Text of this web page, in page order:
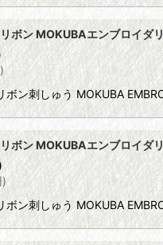
ボン MOKUBAエンブロイ
)
ボン刺しゅう MOKUBA
ボン MOKUBAエンブロイ
)
ボン刺しゅう MOKUBA